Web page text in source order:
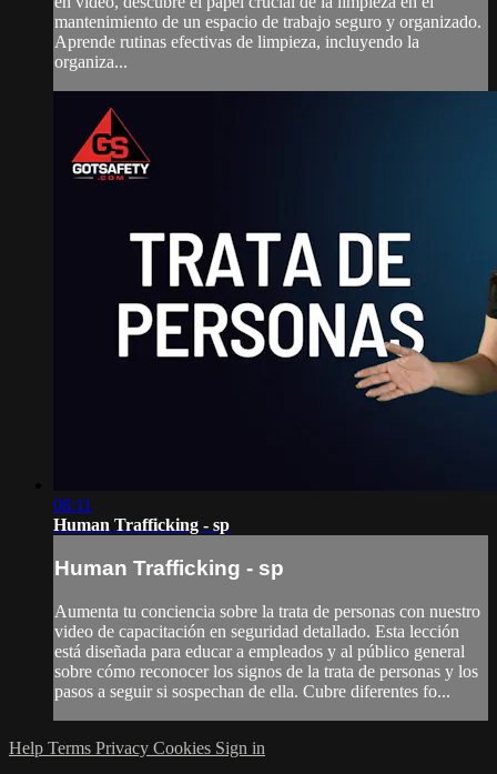
mantenimiento de un espacio de trabajo seguro y organizado.
Aprende rutinas efectivas de limpieza, incluyendo la
organiza...
08:11
Human Trafficking - sp
Human Trafficking - sp
Aumenta tu conciencia sobre la trata de personas con nuestro
video de capacitación en seguridad detallado. Esta lección
está diseñada para educar a empleados y al público general
sobre cómo reconocer los signos de la trata de personas y los
pasos a seguir si sospechan de ella. Cubre diferentes fo...
Help Terms Privacy Cookies Sign in